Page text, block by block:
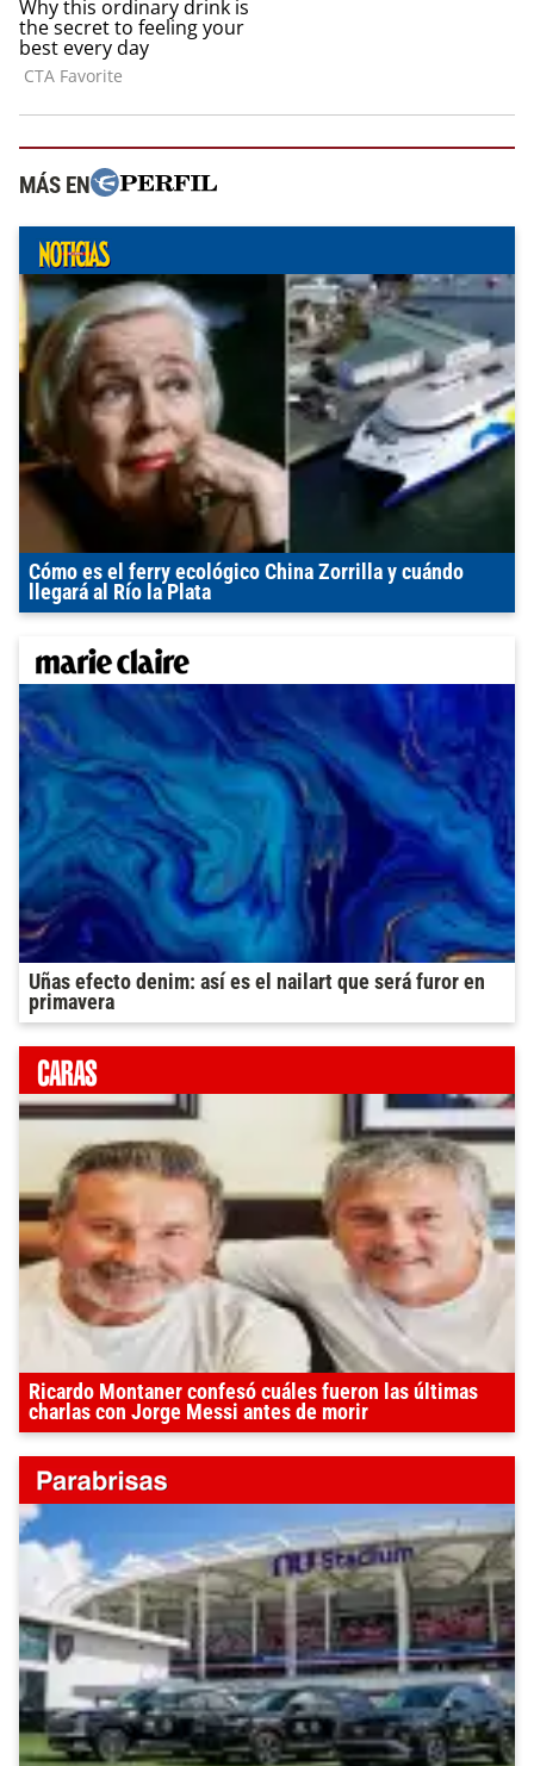
MÁS EN
Cómo es el ferry ecológico China Zorrilla y cuándo
llegará al Río la Plata
Uñas efecto denim: así es el nailart que será furor en
primavera
Ricardo Montaner confesó cuáles fueron las últimas
charlas con Jorge Messi antes de morir